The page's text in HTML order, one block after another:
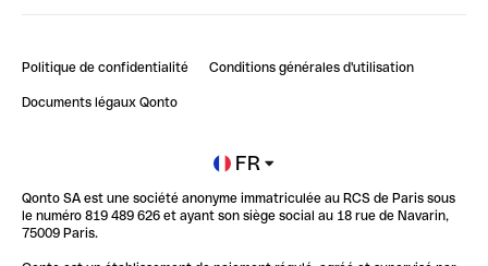
Impact de l'IA sur les carrières/productivité
Blog
Newsroom
Glossaire finance
Politique de confidentialité Conditions générales d'utilisation
Documents légaux Qonto
FR
Qonto SA est une société anonyme immatriculée au RCS de Paris sous
le numéro 819 489 626 et ayant son siège social au 18 rue de Navarin,
75009 Paris.